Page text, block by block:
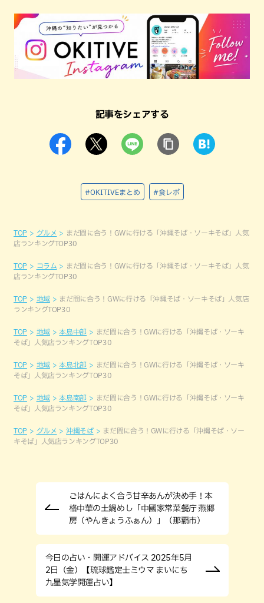
記事をシェアする
#OKITIVEまとめ #食レポ
TOP グルメ
まだ間に合う！GWに行ける「沖縄そば・ソーキそば」人気
店ランキングTOP30
TOP コラム
まだ間に合う！GWに行ける「沖縄そば・ソーキそば」人気
店ランキングTOP30
TOP 地域
まだ間に合う！GWに行ける「沖縄そば・ソーキそば」人気店
ランキングTOP30
TOP 地域 本島中部
まだ間に合う！GWに行ける「沖縄そば・ソーキ
そば」人気店ランキングTOP30
TOP 地域 本島北部
まだ間に合う！GWに行ける「沖縄そば・ソーキ
そば」人気店ランキングTOP30
TOP 地域 本島南部
まだ間に合う！GWに行ける「沖縄そば・ソーキ
そば」人気店ランキングTOP30
TOP グルメ 沖縄そば
まだ間に合う！GWに行ける「沖縄そば・ソー
キそば」人気店ランキングTOP30
ごはんによく合う甘辛あんが決め手！本
格中華の土鍋めし「中國家常菜餐庁 燕郷
房（やんきょうふぁん）」（那覇市）
今日の占い・開運アドバイス 2025年5月
2日（金）【琉球鑑定士ミウマ まいにち
九星気学開運占い】